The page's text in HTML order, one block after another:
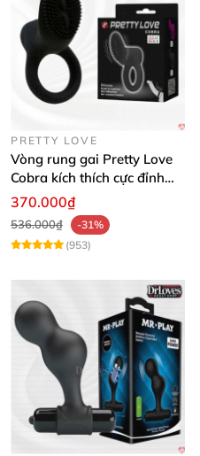
PRETTY LOVE
Vòng rung gai Pretty Love
Cobra kích thích cực đỉnh
trải nghiệm
370.000₫
536.000₫
-31%
(953)